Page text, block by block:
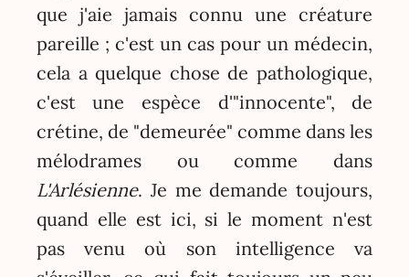
que j'aie jamais connu une créature
pareille ; c'est un cas pour un médecin,
cela a quelque chose de pathologique,
c'est une espèce d'"innocente", de
crétine, de "demeurée" comme dans les
mélodrames ou comme dans
L'Arlésienne. Je me demande toujours,
quand elle est ici, si le moment n'est
pas venu où son intelligence va